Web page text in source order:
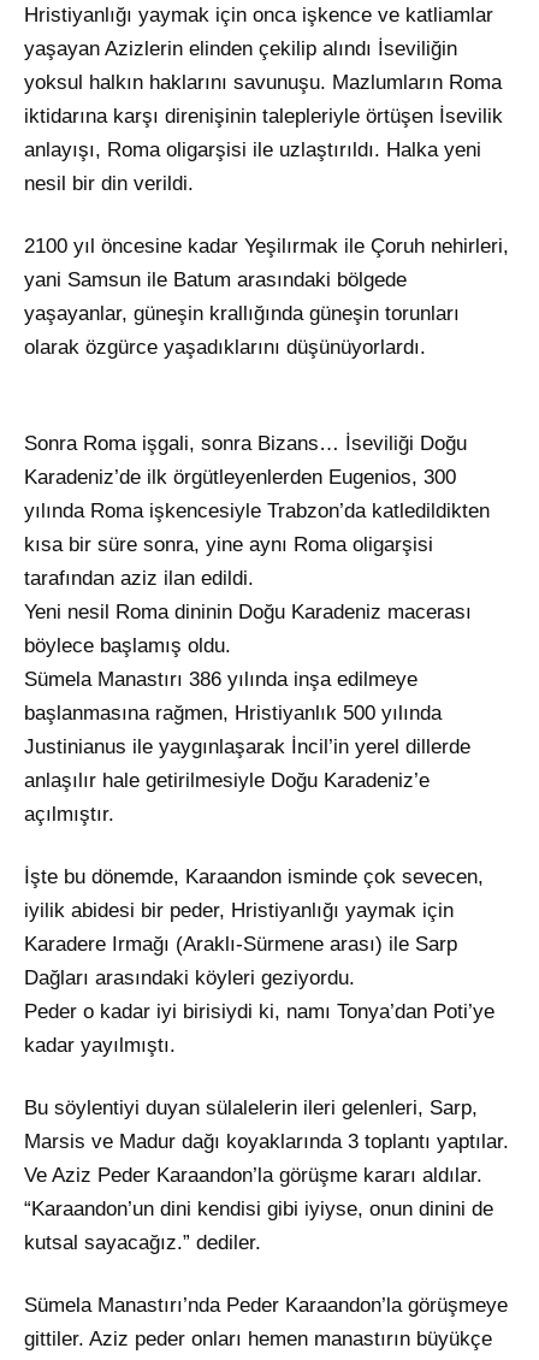
Hristiyanlığı yaymak için onca işkence ve katliamlar
yaşayan Azizlerin elinden çekilip alındı İseviliğin
yoksul halkın haklarını savunuşu. Mazlumların Roma
iktidarına karşı direnişinin talepleriyle örtüşen İsevilik
anlayışı, Roma oligarşisi ile uzlaştırıldı. Halka yeni
nesil bir din verildi.
2100 yıl öncesine kadar Yeşilırmak ile Çoruh nehirleri,
yani Samsun ile Batum arasındaki bölgede
yaşayanlar, güneşin krallığında güneşin torunları
olarak özgürce yaşadıklarını düşünüyorlardı.
Sonra Roma işgali, sonra Bizans… İseviliği Doğu
Karadeniz’de ilk örgütleyenlerden Eugenios, 300
yılında Roma işkencesiyle Trabzon’da katledildikten
kısa bir süre sonra, yine aynı Roma oligarşisi
tarafından aziz ilan edildi.
Yeni nesil Roma dininin Doğu Karadeniz macerası
böylece başlamış oldu.
Sümela Manastırı 386 yılında inşa edilmeye
başlanmasına rağmen, Hristiyanlık 500 yılında
Justinianus ile yaygınlaşarak İncil’in yerel dillerde
anlaşılır hale getirilmesiyle Doğu Karadeniz’e
açılmıştır.
İşte bu dönemde, Karaandon isminde çok sevecen,
iyilik abidesi bir peder, Hristiyanlığı yaymak için
Karadere Irmağı (Araklı-Sürmene arası) ile Sarp
Dağları arasındaki köyleri geziyordu.
Peder o kadar iyi birisiydi ki, namı Tonya’dan Poti’ye
kadar yayılmıştı.
Bu söylentiyi duyan sülalelerin ileri gelenleri, Sarp,
Marsis ve Madur dağı koyaklarında 3 toplantı yaptılar.
Ve Aziz Peder Karaandon’la görüşme kararı aldılar.
“Karaandon’un dini kendisi gibi iyiyse, onun dinini de
kutsal sayacağız.” dediler.
Sümela Manastırı’nda Peder Karaandon’la görüşmeye
gittiler. Aziz peder onları hemen manastırın büyükçe